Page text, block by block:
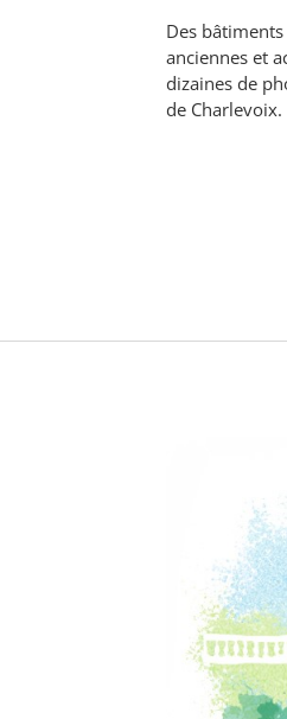
Des
anciennes et
dizaines de
de Charlevoix.